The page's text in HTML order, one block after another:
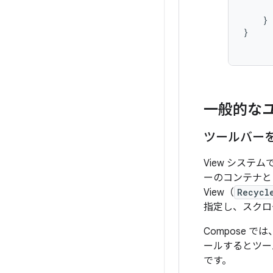
}
}
一般的な
ツールバー
View システム
ーのコンテナ
View（
指定し、スク
Compose では
ールするとツ
です。